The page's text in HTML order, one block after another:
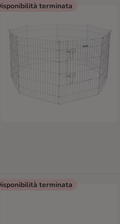
terminata
terminata